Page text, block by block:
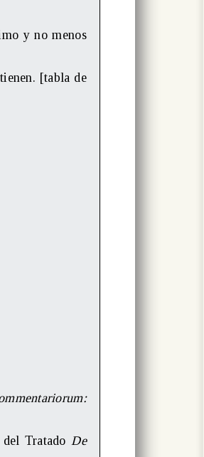
y no menos
[tabla de
del TratadoDe